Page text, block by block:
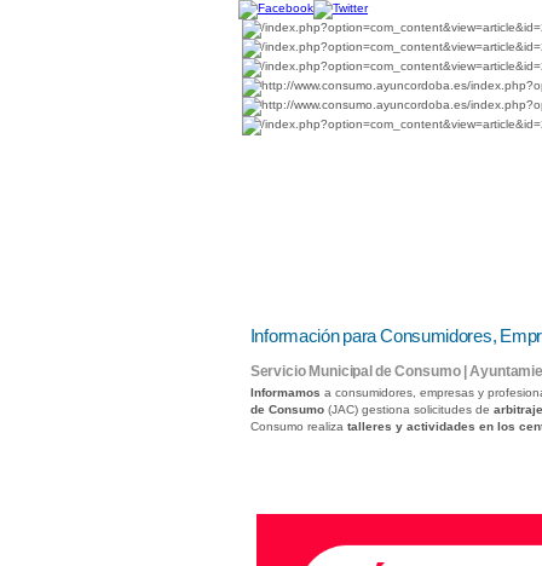
Información para Consumidores,
Servicio Municipal de Consumo |
Informamos a consumidores, empresas y
de Consumo(JAC) gestiona solicitudes de arbitraje
Consumo realiza talleres y actividades en los